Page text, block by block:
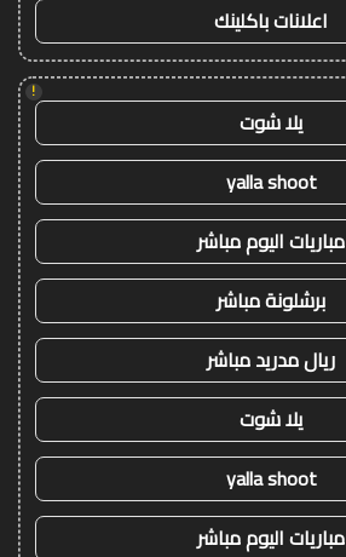
اعلانات باكلينك
!
يلا شوت
yalla shoot
مباريات اليوم مباشر
برشلونة مباشر
ريال مدريد مباشر
يلا شوت
yalla shoot
مباريات اليوم مباشر